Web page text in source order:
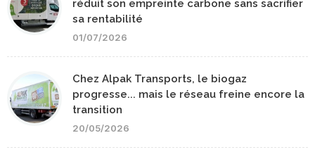
réduit son empreinte carbone sans sacrifier
sa rentabilité
01/07/2026
Chez Alpak Transports, le biogaz
progresse... mais le réseau freine encore la
transition
20/05/2026